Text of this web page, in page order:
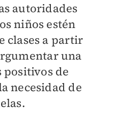
autoridades
niños estén
clases a partir
una
positivos de
necesidad de